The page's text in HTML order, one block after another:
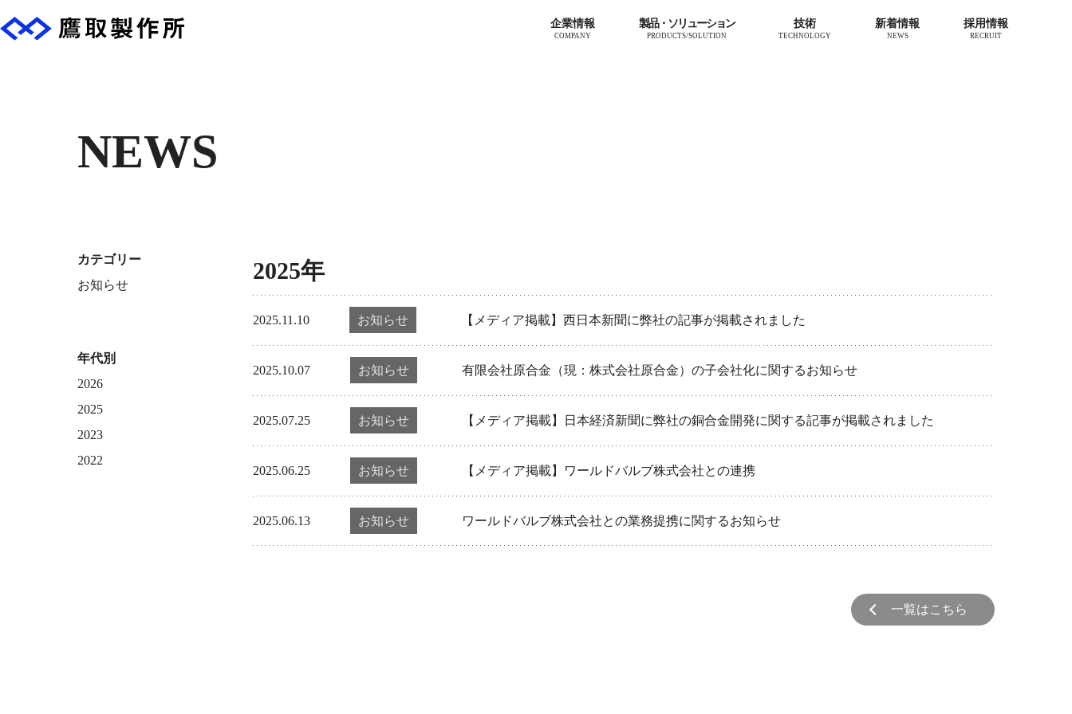
企業情報
COMPANY
製品・ソリューション
PRODUCTS/SOLUTION
技術
TECHNOLOGY
新着情報
NEWS
採用情報
RECRUIT
NEWS
カテゴリー
お知らせ
年代別
2026
2025
2023
2022
2025年
2025.11.10 お知らせ 【メディア掲載】西日本新聞に弊社の記事が掲載されました
2025.10.07 お知らせ 有限会社原合金（現：株式会社原合金）の子会社化に関するお知らせ
2025.07.25 お知らせ 【メディア掲載】日本経済新聞に弊社の銅合金開発に関する記事が掲載されました
2025.06.25 お知らせ 【メディア掲載】ワールドバルブ株式会社との連携
2025.06.13 お知らせ ワールドバルブ株式会社との業務提携に関するお知らせ
一覧はこちら